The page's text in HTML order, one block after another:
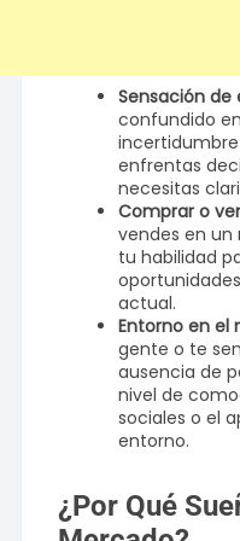
Sensación de
confundido
enfrentas
necesitas
Comprar o
vendes en
tu habilidad
actual.
Entorno en el
gente o te
ausencia de
nivel de
sociales o el
entorno.
¿Por Qué